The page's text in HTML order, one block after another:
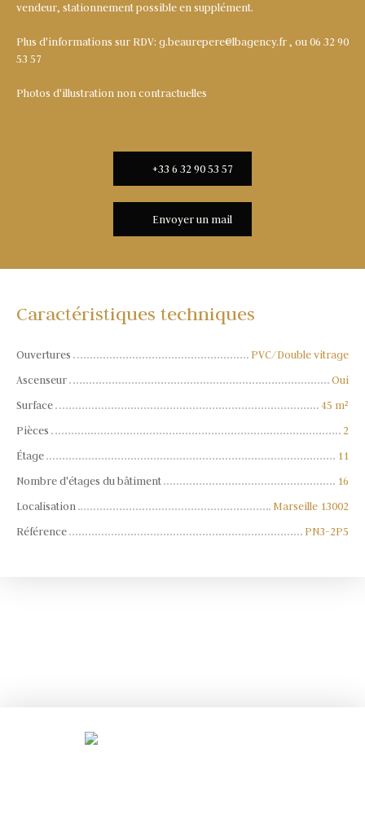
vendeur, stationnement possible en supplément.
Plus d'informations sur RDV: g.beaurepere@lbagency.fr , ou 06 32 90
53 57
Photos d'illustration non contractuelles
+33 6 32 90 53 57
Envoyer un mail
Caractéristiques techniques
Ouvertures
PVC/Double vitrage
Ascenseur
Oui
Surface
45 m²
Pièces
2
Étage
11
Nombre d'étages du bâtiment
16
Localisation
Marseille 13002
Référence
PN3-2P5